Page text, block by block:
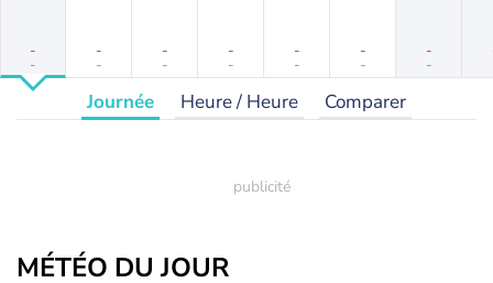
-
-
-
-
-
-
-
-
-
-
-
-
-
-
Journée Heure / Heure Comparer
MÉTÉO DU JOUR